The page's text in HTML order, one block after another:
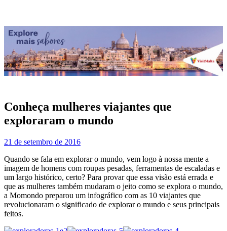
Conheça mulheres viajantes que
exploraram o mundo
21 de setembro de 2016
Quando se fala em explorar o mundo, vem logo à nossa mente a
imagem de homens com roupas pesadas, ferramentas de escaladas e
um largo histórico, certo? Para provar que essa visão está errada e
que as mulheres também mudaram o jeito como se explora o mundo,
a Momondo preparou um infográfico com as 10 viajantes que
revolucionaram o significado de explorar o mundo e seus principais
feitos.